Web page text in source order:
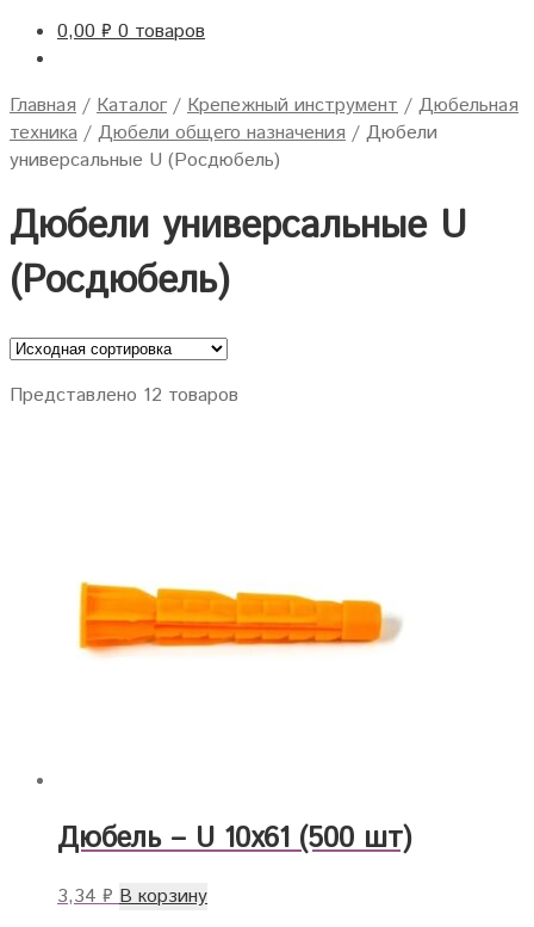
0,00₽ 0 товаров
Главная / Каталог / Крепежный инструмент / Дюбельная
техника / Дюбели общего назначения / Дюбели
универсальные U (Росдюбель)
Дюбели универсальные U
(Росдюбель)
Представлено 12 товаров
Дюбель – U 10х61 (500 шт)
3,34₽ В корзину